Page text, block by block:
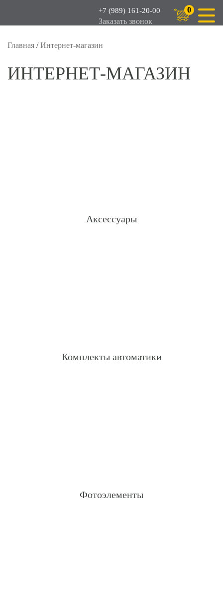
0
+7 (989) 161-20-00
Заказать звонок
Главная /Интернет-магазин
ИНТЕРНЕТ-МАГАЗИН
Аксессуары
Комплекты автоматики
Фотоэлементы